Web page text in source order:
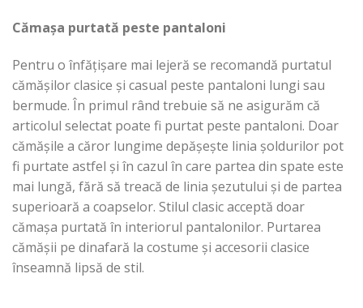
Cămașa purtată peste pantaloni
Pentru o înfățișare mai lejeră se recomandă purtatul
cămășilor clasice și casual peste pantaloni lungi sau
bermude. În primul rând trebuie să ne asigurăm că
articolul selectat poate fi purtat peste pantaloni. Doar
cămășile a căror lungime depășește linia șoldurilor pot
fi purtate astfel și în cazul în care partea din spate este
mai lungă, fără să treacă de linia șezutului și de partea
superioară a coapselor. Stilul clasic acceptă doar
cămașa purtată în interiorul pantalonilor. Purtarea
cămășii pe dinafară la costume și accesorii clasice
înseamnă lipsă de stil.